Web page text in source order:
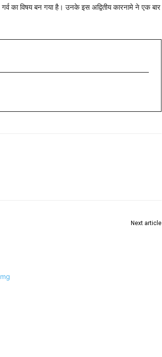
का विषय बन गया है। उनके इस अद्वितीय कारनामे ने एक बार
Next article